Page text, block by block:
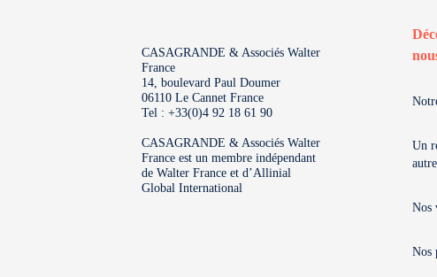
CASAGRANDE & Associés Walter
France
14, boulevard Paul Doumer
06110 Le Cannet France
Tel : +33(0)4 92 18 61 90
CASAGRANDE & Associés Walter
France est un membre indépendant
de Walter France et d’Allinial
Global International
Un
Nos
Nos